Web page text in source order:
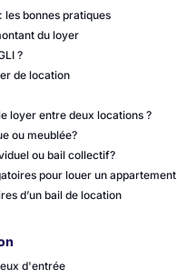
bonnes pratiques
du loyer
?
de location
loyer entre deux locations ?
ou meublée?
ou bail collectif?
pour louer un appartement
d’un bail de location
d'entrée